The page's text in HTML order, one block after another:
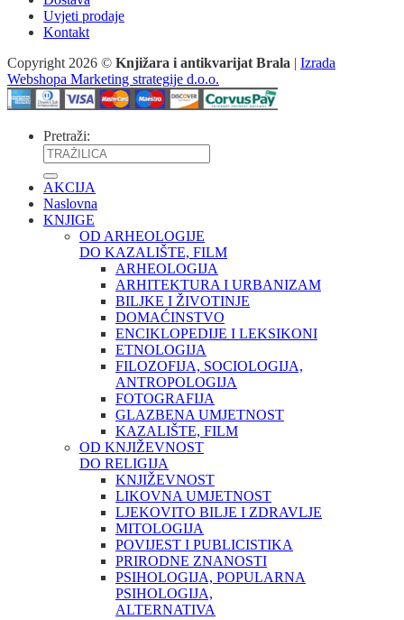
Uvjeti prodaje
Kontakt
Copyright 2026 © Knjižara i antikvarijat Brala | Izrada
Webshopa Marketing strategije d.o.o.
Pretraži:
AKCIJA
Naslovna
KNJIGE
OD ARHEOLOGIJE
DO KAZALIŠTE, FILM
ARHEOLOGIJA
ARHITEKTURA I URBANIZAM
BILJKE I ŽIVOTINJE
DOMAĆINSTVO
ENCIKLOPEDIJE I LEKSIKONI
ETNOLOGIJA
FILOZOFIJA, SOCIOLOGIJA,
ANTROPOLOGIJA
FOTOGRAFIJA
GLAZBENA UMJETNOST
KAZALIŠTE, FILM
OD KNJIŽEVNOST
DO RELIGIJA
KNJIŽEVNOST
LIKOVNA UMJETNOST
LJEKOVITO BILJE I ZDRAVLJE
MITOLOGIJA
POVIJEST I PUBLICISTIKA
PRIRODNE ZNANOSTI
PSIHOLOGIJA, POPULARNA
PSIHOLOGIJA,
ALTERNATIVA